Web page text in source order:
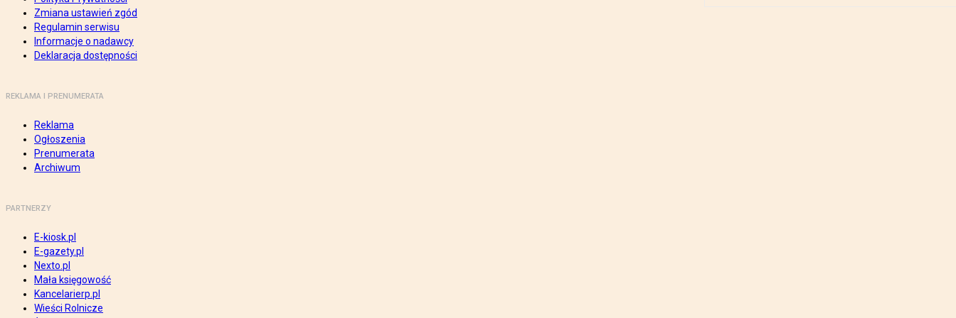
Zmiana ustawień zgód
Regulamin serwisu
Informacje o nadawcy
Deklaracja dostępności
REKLAMA I PRENUMERATA
Reklama
Ogłoszenia
Prenumerata
Archiwum
PARTNERZY
E-kiosk.pl
E-gazety.pl
Nexto.pl
Mała księgowość
Kancelarierp.pl
Wieści Rolnicze